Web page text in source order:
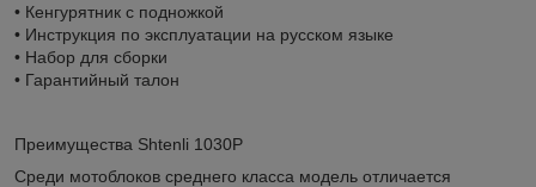
• Кенгурятник с подножкой
• Инструкция по эксплуатации на русском языке
• Набор для сборки
• Гарантийный талон
Преимущества Shtenli 1030Р
Среди мотоблоков среднего класса модель отличается